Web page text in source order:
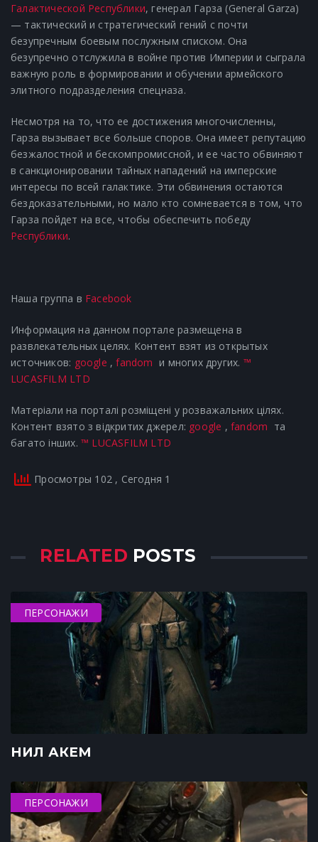
Галактической Республики, генерал Гарза (General Garza)
— тактический и стратегический гений с почти
безупречным боевым послужным списком. Она
безупречно отслужила в войне против Империи и сыграла
важную роль в формировании и обучении армейского
элитного подразделения спецназа.
Несмотря на то, что ее достижения многочисленны,
Гарза вызывает все больше споров. Она имеет репутацию
безжалостной и бескомпромиссной, и ее часто обвиняют
в санкционировании тайных нападений на имперские
интересы по всей галактике. Эти обвинения остаются
бездоказательными, но мало кто сомневается в том, что
Гарза пойдет на все, чтобы обеспечить победу
Республики.
Наша группа в Facebook
Информация на данном портале размещена в
развлекательных целях. Контент взят из открытых
источников: google ,fandom и многих других. ™
LUCASFILM LTD
Матеріали на порталі розміщені у розважальних цілях.
Контент взято з відкритих джерел: google ,fandom та
багато інших. ™ LUCASFILM LTD
Просмотры 102 , Сегодня 1
RELATED POSTS
ПЕРСОНАЖИ
НИЛ АКЕМ
ПЕРСОНАЖИ